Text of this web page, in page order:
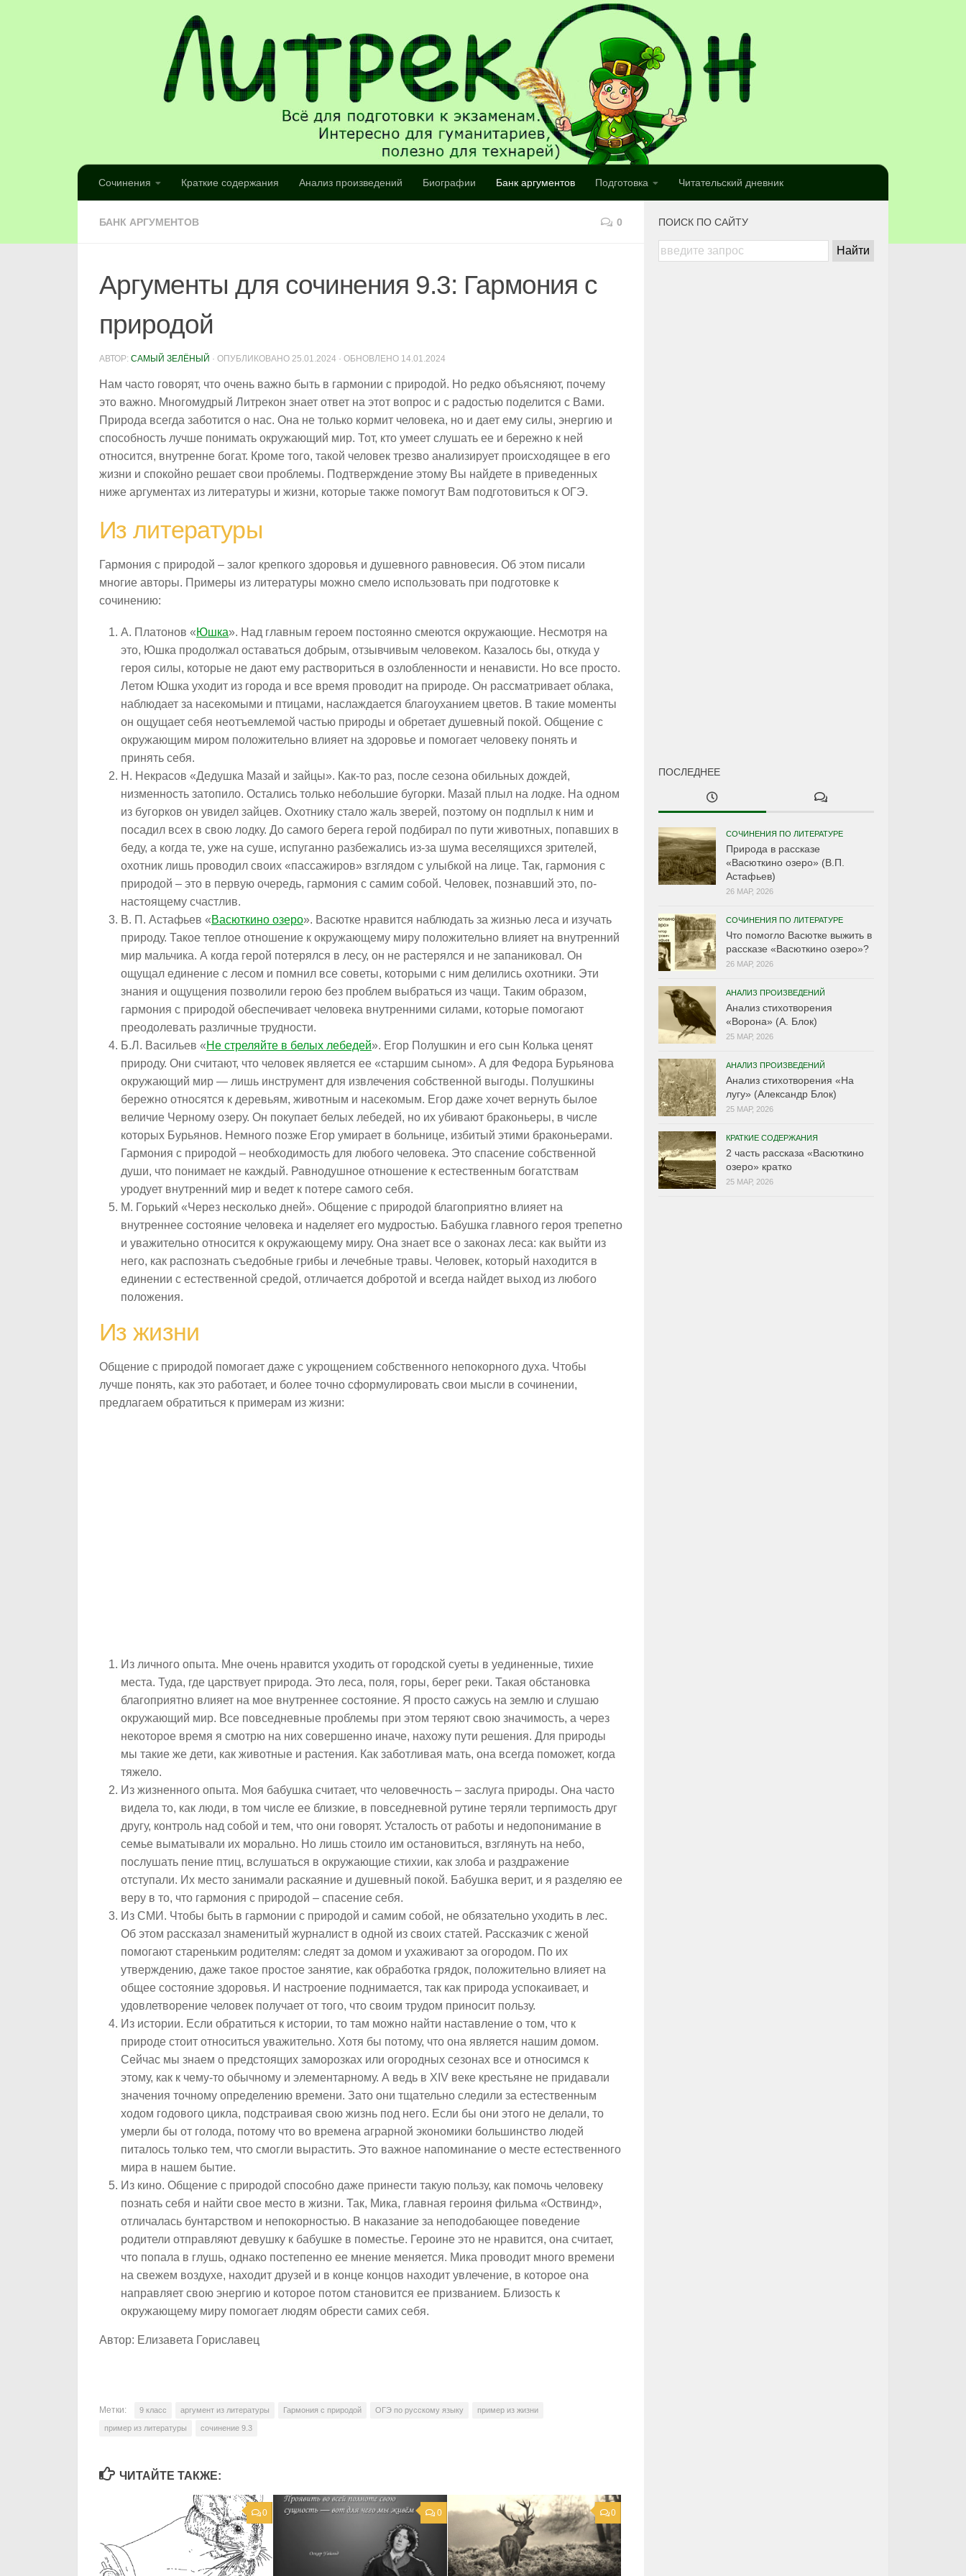
Сочинения Краткие содержания Анализ произведений Биографии Банк аргументов Подготовка Читательский дневник
БАНК АРГУМЕНТОВ 0
Аргументы для сочинения 9.3: Гармония с
природой
АВТОР: САМЫЙ ЗЕЛЁНЫЙ · ОПУБЛИКОВАНО 25.01.2024 · ОБНОВЛЕНО 14.01.2024
Нам часто говорят, что очень важно быть в гармонии с природой. Но редко объясняют, почему
это важно. Многомудрый Литрекон знает ответ на этот вопрос и с радостью поделится с Вами.
Природа всегда заботится о нас. Она не только кормит человека, но и дает ему силы, энергию и
способность лучше понимать окружающий мир. Тот, кто умеет слушать ее и бережно к ней
относится, внутренне богат. Кроме того, такой человек трезво анализирует происходящее в его
жизни и спокойно решает свои проблемы. Подтверждение этому Вы найдете в приведенных
ниже аргументах из литературы и жизни, которые также помогут Вам подготовиться к ОГЭ.
Из литературы
Гармония с природой – залог крепкого здоровья и душевного равновесия. Об этом писали
многие авторы. Примеры из литературы можно смело использовать при подготовке к
сочинению:
А. Платонов «Юшка». Над главным героем постоянно смеются окружающие. Несмотря на
это, Юшка продолжал оставаться добрым, отзывчивым человеком. Казалось бы, откуда у
героя силы, которые не дают ему раствориться в озлобленности и ненависти. Но все просто.
Летом Юшка уходит из города и все время проводит на природе. Он рассматривает облака,
наблюдает за насекомыми и птицами, наслаждается благоуханием цветов. В такие моменты
он ощущает себя неотъемлемой частью природы и обретает душевный покой. Общение с
окружающим миром положительно влияет на здоровье и помогает человеку понять и
принять себя.
Н. Некрасов «Дедушка Мазай и зайцы». Как-то раз, после сезона обильных дождей,
низменность затопило. Остались только небольшие бугорки. Мазай плыл на лодке. На одном
из бугорков он увидел зайцев. Охотнику стало жаль зверей, поэтому он подплыл к ним и
посадил всех в свою лодку. До самого берега герой подбирал по пути животных, попавших в
беду, а когда те, уже на суше, испуганно разбежались из-за шума веселящихся зрителей,
охотник лишь проводил своих «пассажиров» взглядом с улыбкой на лице. Так, гармония с
природой – это в первую очередь, гармония с самим собой. Человек, познавший это, по-
настоящему счастлив.
В. П. Астафьев «Васюткино озеро». Васютке нравится наблюдать за жизнью леса и изучать
природу. Такое теплое отношение к окружающему миру положительно влияет на внутренний
мир мальчика. А когда герой потерялся в лесу, он не растерялся и не запаниковал. Он
ощущал единение с лесом и помнил все советы, которыми с ним делились охотники. Эти
знания и ощущения позволили герою без проблем выбраться из чащи. Таким образом,
гармония с природой обеспечивает человека внутренними силами, которые помогают
преодолевать различные трудности.
Б.Л. Васильев «Не стреляйте в белых лебедей». Егор Полушкин и его сын Колька ценят
природу. Они считают, что человек является ее «старшим сыном». А для Федора Бурьянова
окружающий мир — лишь инструмент для извлечения собственной выгоды. Полушкины
бережно относятся к деревьям, животным и насекомым. Егор даже хочет вернуть былое
величие Черному озеру. Он покупает белых лебедей, но их убивают браконьеры, в числе
которых Бурьянов. Немного позже Егор умирает в больнице, избитый этими браконьерами.
Гармония с природой – необходимость для любого человека. Это спасение собственной
души, что понимает не каждый. Равнодушное отношение к естественным богатствам
уродует внутренний мир и ведет к потере самого себя.
М. Горький «Через несколько дней». Общение с природой благоприятно влияет на
внутреннее состояние человека и наделяет его мудростью. Бабушка главного героя трепетно
и уважительно относится к окружающему миру. Она знает все о законах леса: как выйти из
него, как распознать съедобные грибы и лечебные травы. Человек, который находится в
единении с естественной средой, отличается добротой и всегда найдет выход из любого
положения.
Из жизни
Общение с природой помогает даже с укрощением собственного непокорного духа. Чтобы
лучше понять, как это работает, и более точно сформулировать свои мысли в сочинении,
предлагаем обратиться к примерам из жизни:
Из личного опыта. Мне очень нравится уходить от городской суеты в уединенные, тихие
места. Туда, где царствует природа. Это леса, поля, горы, берег реки. Такая обстановка
благоприятно влияет на мое внутреннее состояние. Я просто сажусь на землю и слушаю
окружающий мир. Все повседневные проблемы при этом теряют свою значимость, а через
некоторое время я смотрю на них совершенно иначе, нахожу пути решения. Для природы
мы такие же дети, как животные и растения. Как заботливая мать, она всегда поможет, когда
тяжело.
Из жизненного опыта. Моя бабушка считает, что человечность – заслуга природы. Она часто
видела то, как люди, в том числе ее близкие, в повседневной рутине теряли терпимость друг
другу, контроль над собой и тем, что они говорят. Усталость от работы и недопонимание в
семье выматывали их морально. Но лишь стоило им остановиться, взглянуть на небо,
послушать пение птиц, вслушаться в окружающие стихии, как злоба и раздражение
отступали. Их место занимали раскаяние и душевный покой. Бабушка верит, и я разделяю ее
веру в то, что гармония с природой – спасение себя.
Из СМИ. Чтобы быть в гармонии с природой и самим собой, не обязательно уходить в лес.
Об этом рассказал знаменитый журналист в одной из своих статей. Рассказчик с женой
помогают стареньким родителям: следят за домом и ухаживают за огородом. По их
утверждению, даже такое простое занятие, как обработка грядок, положительно влияет на
общее состояние здоровья. И настроение поднимается, так как природа успокаивает, и
удовлетворение человек получает от того, что своим трудом приносит пользу.
Из истории. Если обратиться к истории, то там можно найти наставление о том, что к
природе стоит относиться уважительно. Хотя бы потому, что она является нашим домом.
Сейчас мы знаем о предстоящих заморозках или огородных сезонах все и относимся к
этому, как к чему-то обычному и элементарному. А ведь в XIV веке крестьяне не придавали
значения точному определению времени. Зато они тщательно следили за естественным
ходом годового цикла, подстраивая свою жизнь под него. Если бы они этого не делали, то
умерли бы от голода, потому что во времена аграрной экономики большинство людей
питалось только тем, что смогли вырастить. Это важное напоминание о месте естественного
мира в нашем бытие.
Из кино. Общение с природой способно даже принести такую пользу, как помочь человеку
познать себя и найти свое место в жизни. Так, Мика, главная героиня фильма «Оствинд»,
отличалась бунтарством и непокорностью. В наказание за неподобающее поведение
родители отправляют девушку к бабушке в поместье. Героине это не нравится, она считает,
что попала в глушь, однако постепенно ее мнение меняется. Мика проводит много времени
на свежем воздухе, находит друзей и в конце концов находит увлечение, в которое она
направляет свою энергию и которое потом становится ее призванием. Близость к
окружающему миру помогает людям обрести самих себя.
Автор: Елизавета Гориславец
Метки: 9 класс аргумент из литературы Гармония с природой ОГЭ по русскому языку пример из жизни
пример из литературы сочинение 9.3
ЧИТАЙТЕ ТАКЖЕ:
0 0 0
ПОИСК ПО САЙТУ
ПОСЛЕДНЕЕ
СОЧИНЕНИЯ ПО ЛИТЕРАТУРЕ
Природа в рассказе
«Васюткино озеро» (В.П.
Астафьев)
26 МАР, 2026
СОЧИНЕНИЯ ПО ЛИТЕРАТУРЕ
Что помогло Васютке выжить в
рассказе «Васюткино озеро»?
26 МАР, 2026
АНАЛИЗ ПРОИЗВЕДЕНИЙ
Анализ стихотворения
«Ворона» (А. Блок)
25 МАР, 2026
АНАЛИЗ ПРОИЗВЕДЕНИЙ
Анализ стихотворения «На
лугу» (Александр Блок)
25 МАР, 2026
КРАТКИЕ СОДЕРЖАНИЯ
2 часть рассказа «Васюткино
озеро» кратко
25 МАР, 2026